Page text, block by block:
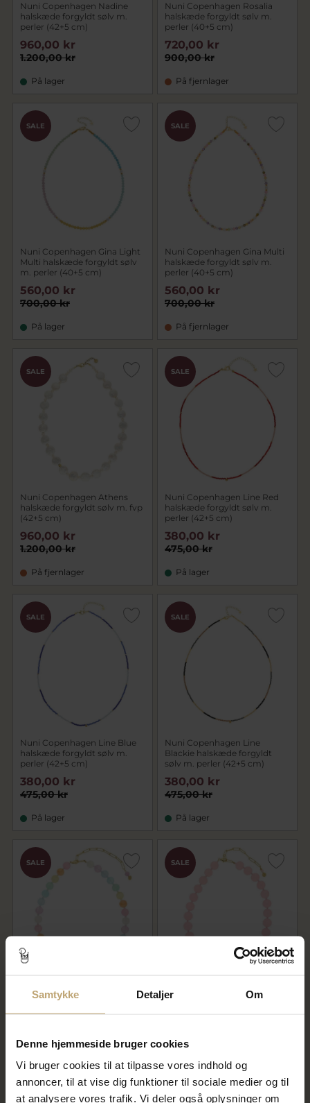
Samtykke Detaljer Om
Denne hjemmeside bruger cookies
Vi bruger cookies til at tilpasse vores indhold og
annoncer, til at vise dig funktioner til sociale medier og til
at analysere vores trafik. Vi deler også oplysninger om
Nuni Copenhagen Nadine
halskæde forgyldt sølv m.
perler (42+5 cm)
1.200,00 kr
960,00 kr
På lager
Nuni Copenhagen Rosalia
halskæde forgyldt sølv m.
perler (40+5 cm)
900,00 kr
720,00 kr
På fjernlager
SALE
Nuni Copenhagen Gina Light
Multi halskæde forgyldt sølv
m. perler (40+5 cm)
700,00 kr
560,00 kr
På lager
SALE
Nuni Copenhagen Gina Multi
halskæde forgyldt sølv m.
perler (40+5 cm)
700,00 kr
560,00 kr
På fjernlager
SALE
Nuni Copenhagen Athens
halskæde forgyldt sølv m. fvp
(42+5 cm)
1.200,00 kr
960,00 kr
På fjernlager
SALE
Nuni Copenhagen Line Red
halskæde forgyldt sølv m.
perler (42+5 cm)
475,00 kr
380,00 kr
På lager
SALE
Nuni Copenhagen Line Blue
halskæde forgyldt sølv m.
perler (42+5 cm)
475,00 kr
380,00 kr
På lager
SALE
Nuni Copenhagen Line
Blackie halskæde forgyldt
sølv m. perler (42+5 cm)
475,00 kr
380,00 kr
På lager
SALE
Nuni Copenhagen Jasmin
Multi halskæde forgyldt sølv
900,00 kr
På fjernlager
SALE
Nuni Copenhagen Jasmin
Light Pink halskæde forgyldt
900,00 kr
På fjernlager